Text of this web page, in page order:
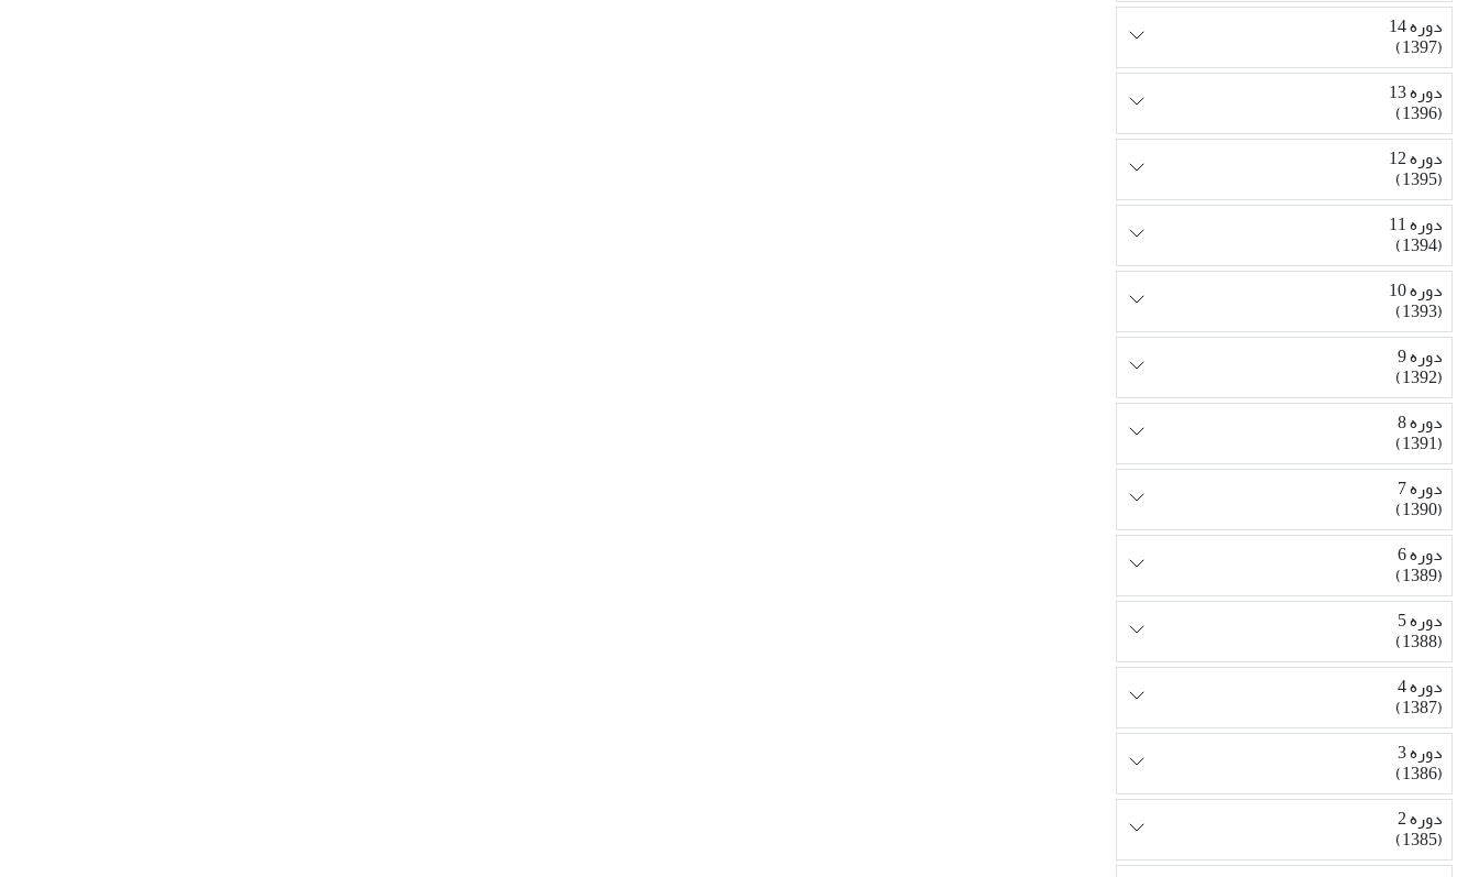
دوره 14
(1397)
دوره 13
(1396)
دوره 12
(1395)
دوره 11
(1394)
دوره 10
(1393)
دوره 9
(1392)
دوره 8
(1391)
دوره 7
(1390)
دوره 6
(1389)
دوره 5
(1388)
دوره 4
(1387)
دوره 3
(1386)
دوره 2
(1385)